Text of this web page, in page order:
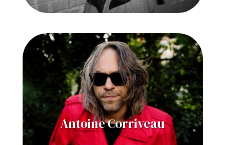
Antoine Corriveau